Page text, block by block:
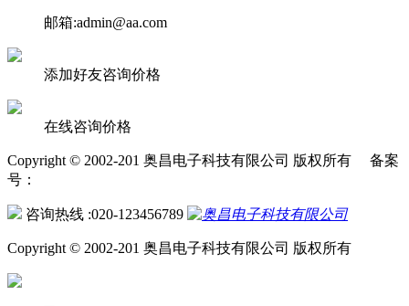
邮箱:admin@aa.com
添加好友咨询价格
在线咨询价格
Copyright © 2002-201 奥昌电子科技有限公司 版权所有 备案
号：
咨询热线 :020-123456789
Copyright © 2002-201 奥昌电子科技有限公司 版权所有